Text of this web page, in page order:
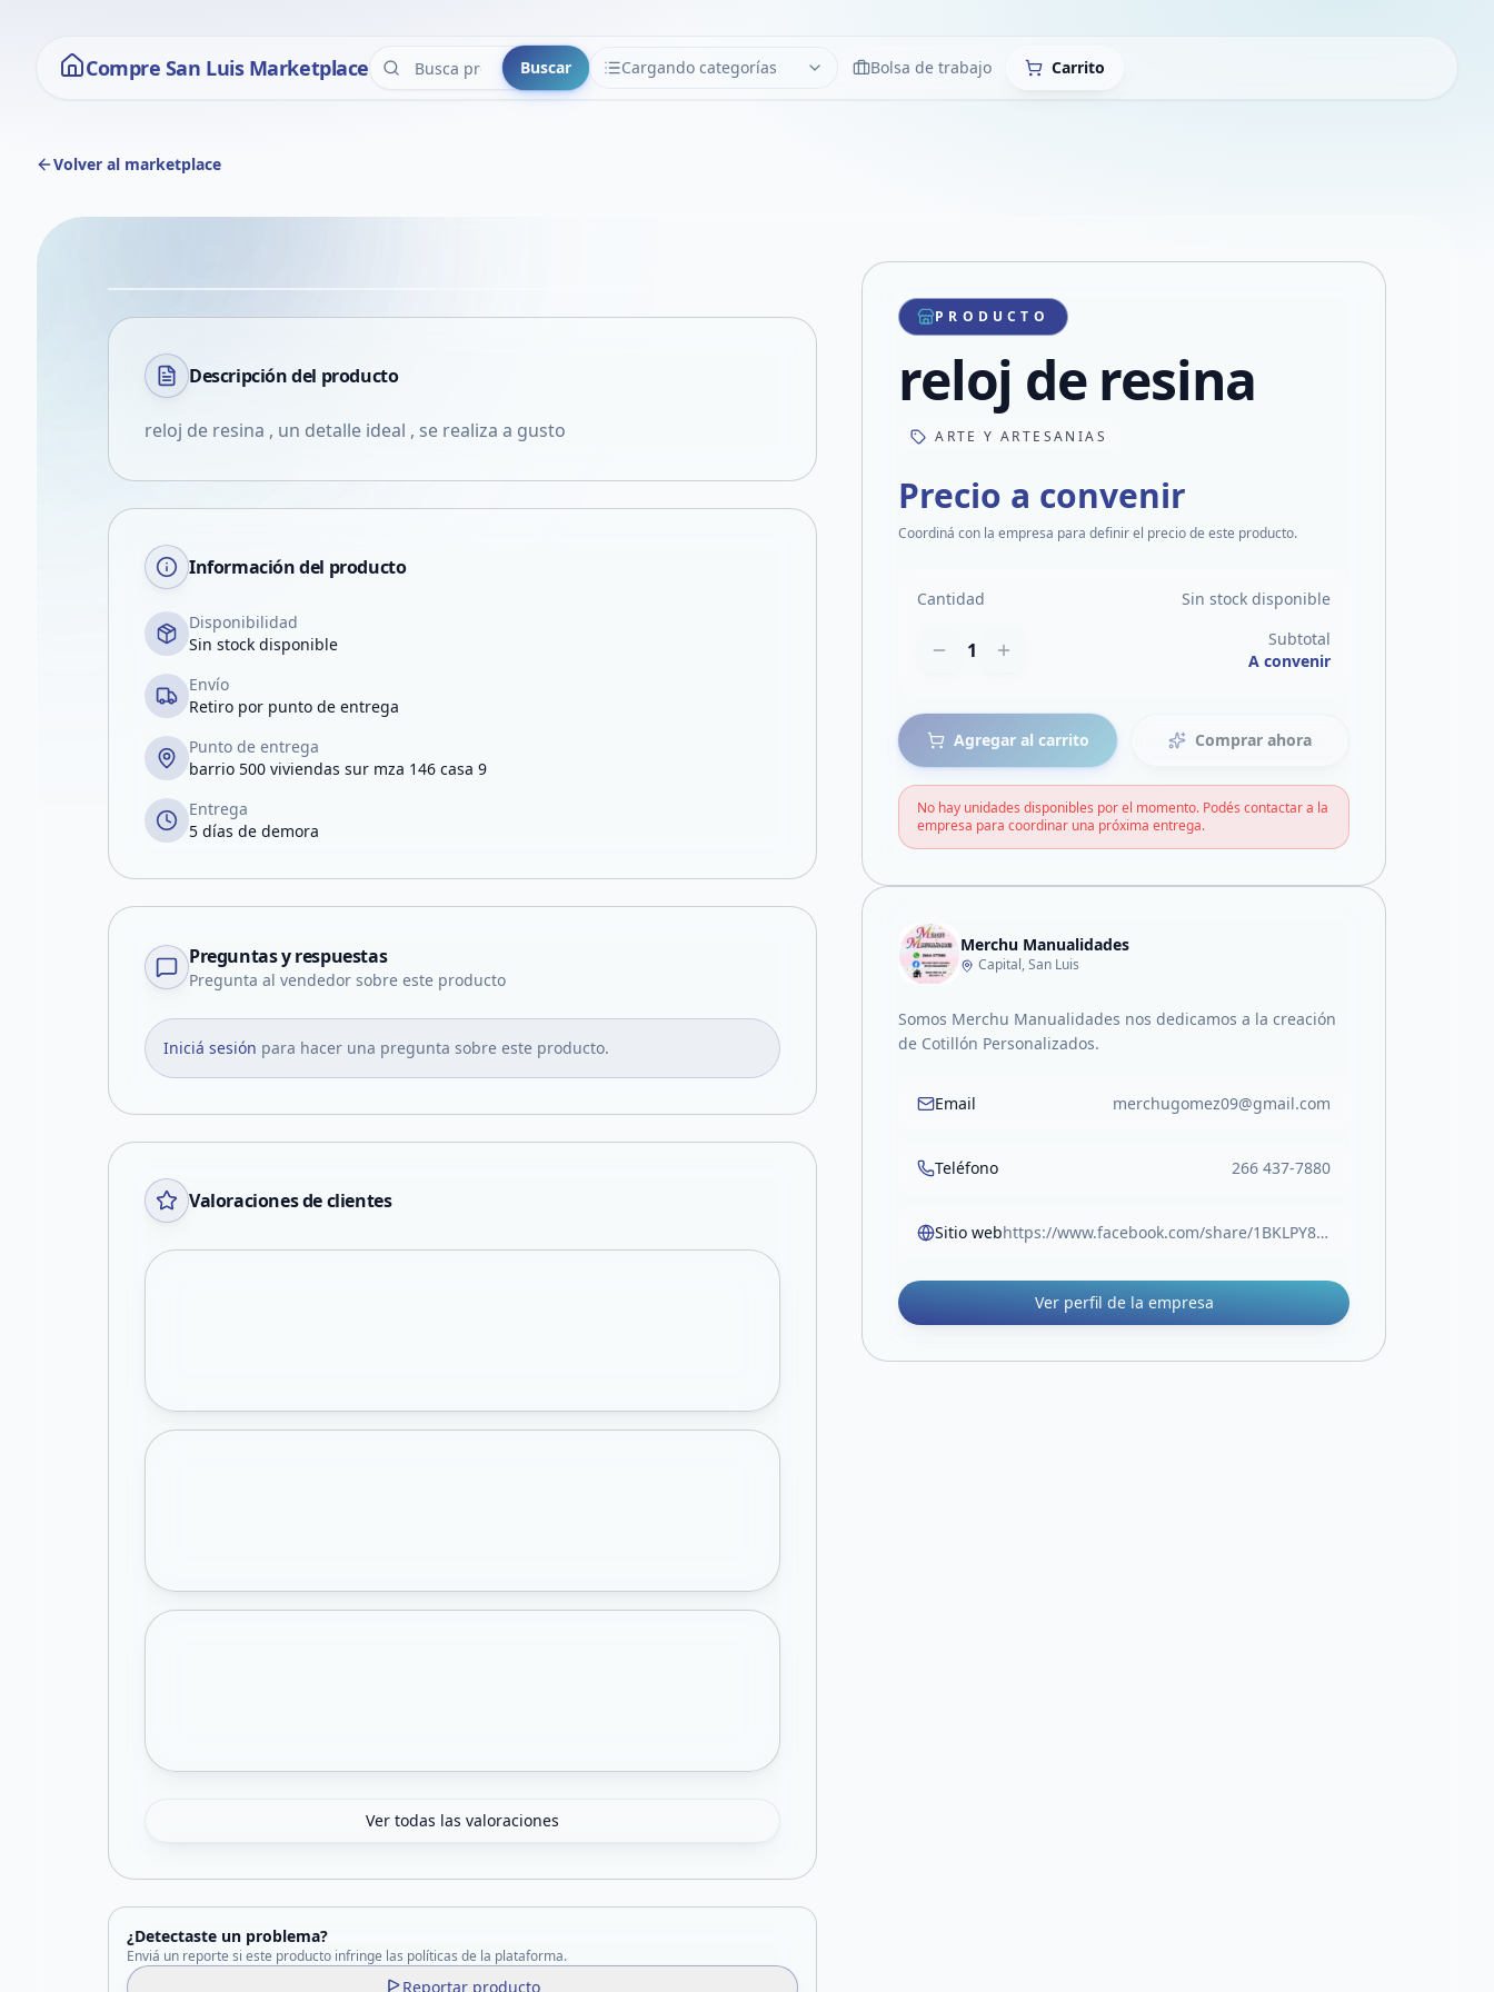
Compre San Luis Marketplace Buscar Cargando categorías
CATEGORÍAS LimpiarBolsa de trabajo Carrito
Volver al marketplace
VER EN PANTALLA COMPLETA
Compartir producto
Compartir por WhatsApp
Compartir por mail
Compartir en Facebook
Compartir en X
Descripción del producto
reloj de resina , un detalle ideal , se realiza a gusto
Información del producto
Disponibilidad
Sin stock disponible
Envío
Retiro por punto de entrega
Punto de entrega
barrio 500 viviendas sur mza 146 casa 9
Entrega
5 días de demora
Preguntas y respuestas
Pregunta al vendedor sobre este producto
Iniciá sesión para hacer una pregunta sobre este producto.
Valoraciones de clientes
Ver todas las valoraciones
¿Detectaste un problema?
Enviá un reporte si este producto infringe las políticas de la plataforma.
Reportar producto
PRODUCTO
reloj de resina
ARTE Y ARTESANIAS
Precio a convenir
Coordiná con la empresa para definir el precio de este producto.
Cantidad Sin stock disponible
1
Subtotal
A convenir
Agregar al carrito Comprar ahora
No hay unidades disponibles por el momento. Podés contactar a la
empresa para coordinar una próxima entrega.
Merchu Manualidades
Capital, San Luis
Somos Merchu Manualidades nos dedicamos a la creación
de Cotillón Personalizados.
Email merchugomez09@gmail.com
Teléfono 266 437-7880
Sitio web https://www.facebook.com/share/1BKLPY8vB1/
Ver perfil de la empresa